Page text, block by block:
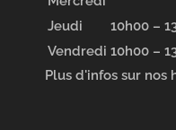
Jeudi
10h00 –
Vendredi 10h00 –
Plus d'infos sur nos